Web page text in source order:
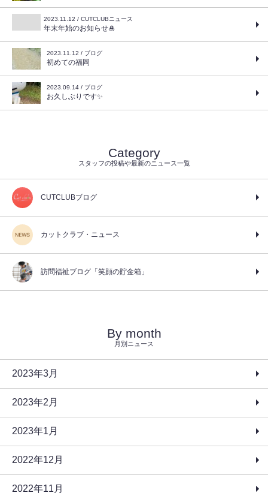
2023.11.12 / CUTCLUBニュース
年末年始のお知らせ🎍
2023.11.12 / ブログ
初めての福岡
2023.09.14 / ブログ
お久しぶりです✨
Category
スタッフの投稿や最新のニュース一覧
CUTCLUBブログ
カットクラブ・ニュース
訪問福祉ブログ「笑顔の貯金箱」
By month
月別ニュース
2023年3月
2023年2月
2023年1月
2022年12月
2022年11月